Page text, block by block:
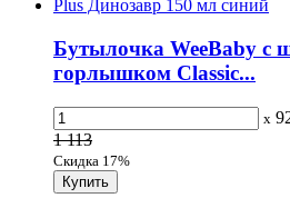
Бутылочка WeeBaby с
горлышком Classic...
x
1 113
Скидка 17%